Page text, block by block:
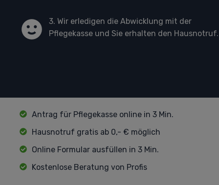
3. Wir erledigen die Abwicklung mit der
Pflegekasse und Sie erhalten den Hausnotruf.
Antrag für Pflegekasse online in 3 Min.
Hausnotruf gratis ab 0,- € möglich
Online Formular ausfüllen in 3 Min.
Kostenlose Beratung von Profis